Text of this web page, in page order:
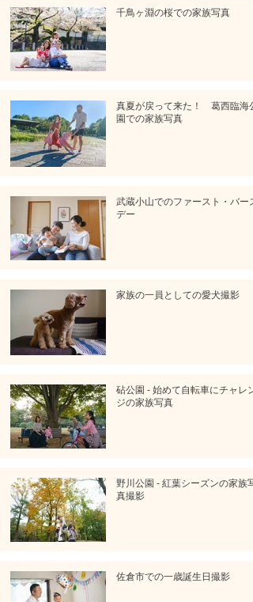
千鳥ヶ淵の桜での家族写真
真夏が戻って来た！ 葛西臨海公
園での家族写真
武蔵小山でのファースト・バース
デー
家族の一員としての愛犬撮影
砧公園 - 始めて自転車にチャレン
ジの家族写真
野川公園 - 紅葉シーズンの家族写
真撮影
佐倉市での一歳誕生日撮影